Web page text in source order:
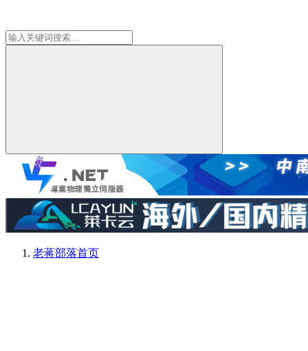
老蒋部落首页